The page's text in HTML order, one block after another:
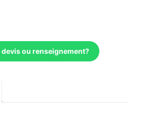
devis ou renseignement?